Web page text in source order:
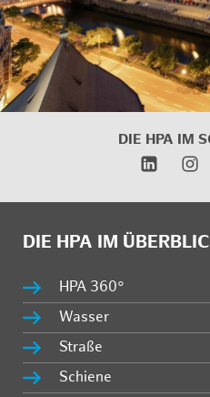
DIE HPA IM
DIE HPA IM
HPA 360°
Wasser
Straße
Schiene